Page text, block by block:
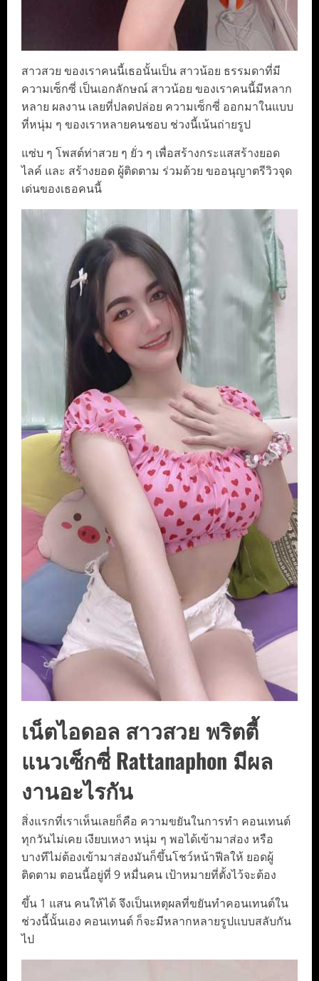
สาวสวย ของเราคนนี้เธอนั้นเป็น สาวน้อย ธรรมดาที่มี
ความเซ็กซี่ เป็นเอกลักษณ์ สาวน้อย ของเราคนนี้มีหลาก
หลาย ผลงาน เลยที่ปลดปล่อย ความเซ็กซี่ ออกมาในแบบ
ที่หนุ่ม ๆ ของเราหลายคนชอบ ช่วงนี้เน้นถ่ายรูป
แซ่บ ๆ โพสต์ท่าสวย ๆ ยั่ว ๆ เพื่อสร้างกระแสสร้างยอด
ไลค์ และ สร้างยอด ผู้ติดตาม ร่วมด้วย ขออนุญาตรีวิวจุด
เด่นของเธอคนนี้
เน็ตไอดอล สาวสวย พริตตี้
แนวเซ็กซี่ Rattanaphon มีผล
งานอะไรกัน
สิ่งแรกที่เราเห็นเลยก็คือ ความขยันในการทำ คอนเทนต์
ทุกวันไม่เคย เงียบเหงา หนุ่ม ๆ พอได้เข้ามาส่อง หรือ
บางทีไม่ต้องเข้ามาส่องมันก็ขึ้นโชว์หน้าฟีลให้ ยอดผู้
ติดตาม ตอนนี้อยู่ที่ 9 หมื่นคน เป้าหมายที่ตั้งไว้จะต้อง
ขึ้น 1 แสน คนให้ได้ จึงเป็นเหตุผลที่ขยันทำคอนเทนต์ใน
ช่วงนี้นั้นเอง คอนเทนต์ ก็จะมีหลากหลายรูปแบบสลับกัน
ไป